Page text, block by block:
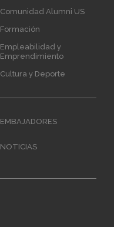
Comunidad Alumni US
Formación
Empleabilidad y
Emprendimiento
Cultura y Deporte
EMBAJADORES
NOTICIAS